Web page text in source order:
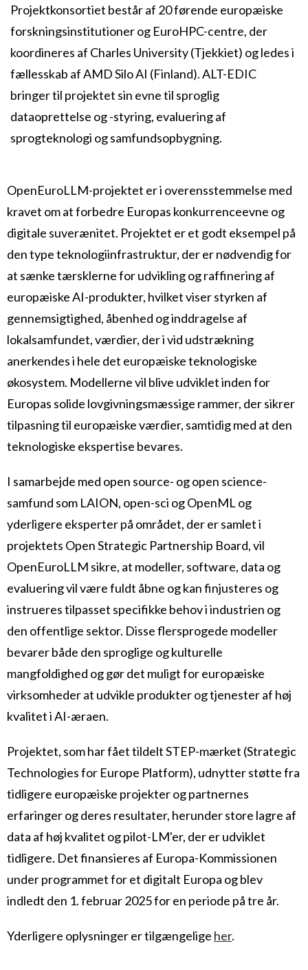
Projektkonsortiet består af 20 førende europæiske
forskningsinstitutioner og EuroHPC-centre, der
koordineres af Charles University (Tjekkiet) og ledes i
fællesskab af AMD Silo AI (Finland). ALT-EDIC
bringer til projektet sin evne til sproglig
dataoprettelse og -styring, evaluering af
sprogteknologi og samfundsopbygning.
OpenEuroLLM-projektet er i overensstemmelse med
kravet om at forbedre Europas konkurrenceevne og
digitale suverænitet. Projektet er et godt eksempel på
den type teknologiinfrastruktur, der er nødvendig for
at sænke tærsklerne for udvikling og raffinering af
europæiske AI-produkter, hvilket viser styrken af
gennemsigtighed, åbenhed og inddragelse af
lokalsamfundet, værdier, der i vid udstrækning
anerkendes i hele det europæiske teknologiske
økosystem. Modellerne vil blive udviklet inden for
Europas solide lovgivningsmæssige rammer, der sikrer
tilpasning til europæiske værdier, samtidig med at den
teknologiske ekspertise bevares.
I samarbejde med open source- og open science-
samfund som LAION, open-sci og OpenML og
yderligere eksperter på området, der er samlet i
projektets Open Strategic Partnership Board, vil
OpenEuroLLM sikre, at modeller, software, data og
evaluering vil være fuldt åbne og kan finjusteres og
instrueres tilpasset specifikke behov i industrien og
den offentlige sektor. Disse flersprogede modeller
bevarer både den sproglige og kulturelle
mangfoldighed og gør det muligt for europæiske
virksomheder at udvikle produkter og tjenester af høj
kvalitet i AI-æraen.
Projektet, som har fået tildelt STEP-mærket (Strategic
Technologies for Europe Platform), udnytter støtte fra
tidligere europæiske projekter og partnernes
erfaringer og deres resultater, herunder store lagre af
data af høj kvalitet og pilot-LM'er, der er udviklet
tidligere. Det finansieres af Europa-Kommissionen
under programmet for et digitalt Europa og blev
indledt den 1. februar 2025 for en periode på tre år.
Yderligere oplysninger er tilgængelige her.